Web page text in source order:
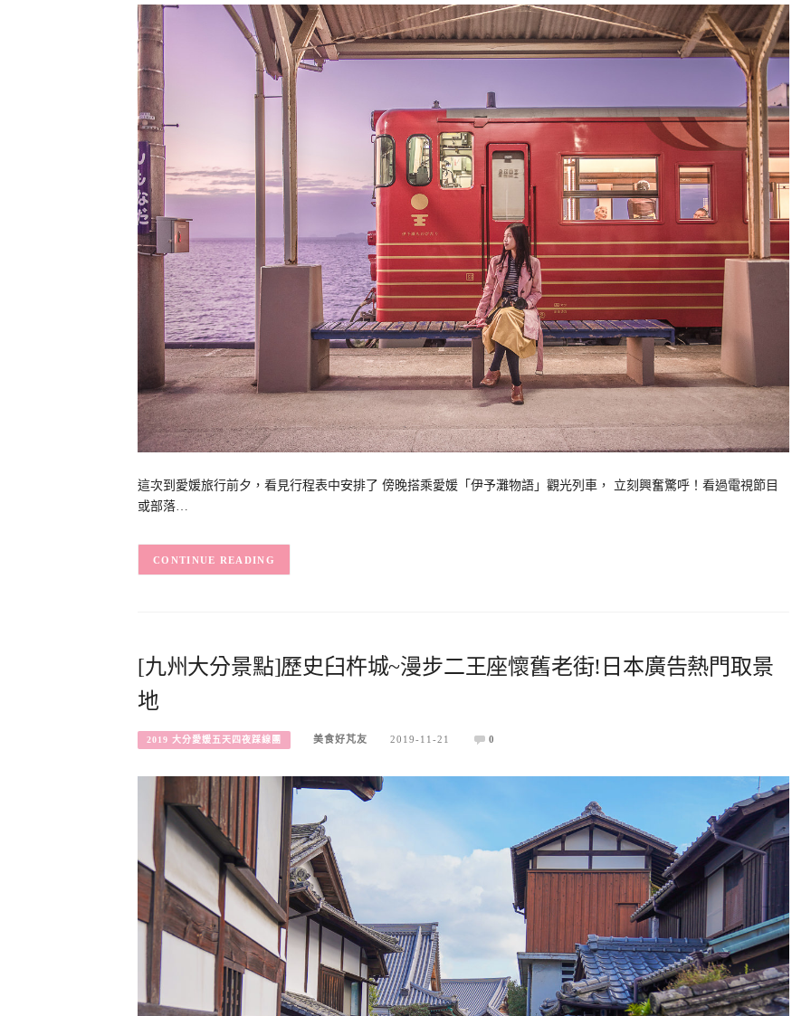
這次到愛媛旅行前夕，看見行程表中安排了 傍晚搭乘愛媛「伊予灘物語」觀光列車， 立刻興奮驚呼！看過電視節目
或部落…
CONTINUE READING
[九州大分景點]歷史臼杵城~漫步二王座懷舊老街!日本廣告熱門取景
地
2019 大分愛媛五天四夜踩線團 美食好芃友 2019-11-21 0